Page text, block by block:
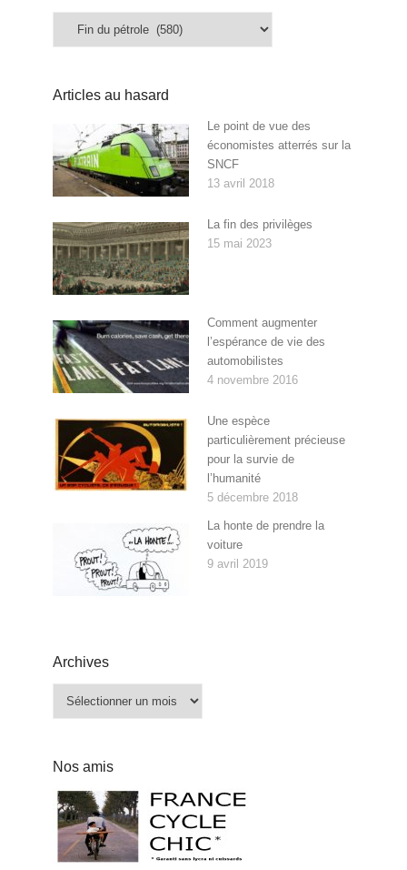
Catégories
Articles au hasard
Le point de vue des
économistes atterrés sur la
SNCF
13 avril 2018
La fin des privilèges
15 mai 2023
Comment augmenter
l’espérance de vie des
automobilistes
4 novembre 2016
Une espèce
particulièrement précieuse
pour la survie de
l’humanité
5 décembre 2018
La honte de prendre la
voiture
9 avril 2019
Archives
Archives
Nos amis